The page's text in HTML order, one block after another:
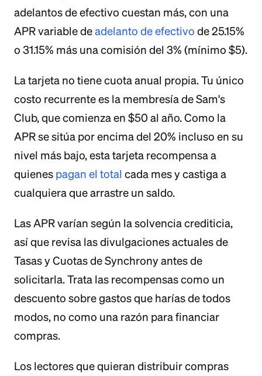
adelantos de efectivo cuestan más, con una
APR variable deadelanto de efectivo de 25.15%
o 31.15% más una comisión del 3% (mínimo $5).
La tarjeta no tiene cuota anual propia. Tu único
costo recurrente es la membresía de Sam's
Club, que comienza en $50 al año. Como la
APR se sitúa por encima del 20% incluso en su
nivel más bajo, esta tarjeta recompensa a
quienes pagan el total cada mes y castiga a
cualquiera que arrastre un saldo.
Las APR varían según la solvencia crediticia,
así que revisa las divulgaciones actuales de
Tasas y Cuotas de Synchrony antes de
solicitarla. Trata las recompensas como un
descuento sobre gastos que harías de todos
modos, no como una razón para financiar
compras.
Los lectores que quieran distribuir compras